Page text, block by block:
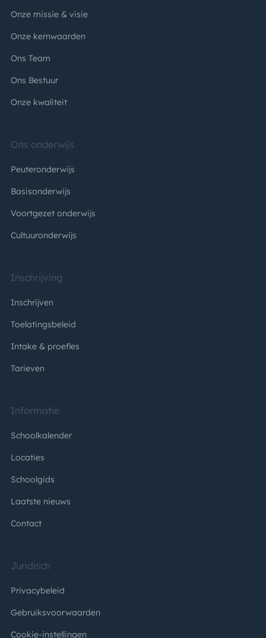
Onze missie & visie
Onze kernwaarden
Ons Team
Ons Bestuur
Onze kwaliteit
Ons onderwijs
Peuteronderwijs
Basisonderwijs
Voortgezet onderwijs
Cultuuronderwijs
Inschrijving
Inschrijven
Toelatingsbeleid
Intake & proefles
Tarieven
Informatie
Schoolkalender
Locaties
Schoolgids
Laatste nieuws
Contact
Juridisch
Privacybeleid
Gebruiksvoorwaarden
Cookie-instellingen